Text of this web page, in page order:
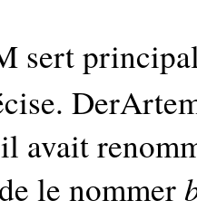
sert
avait
le nommer